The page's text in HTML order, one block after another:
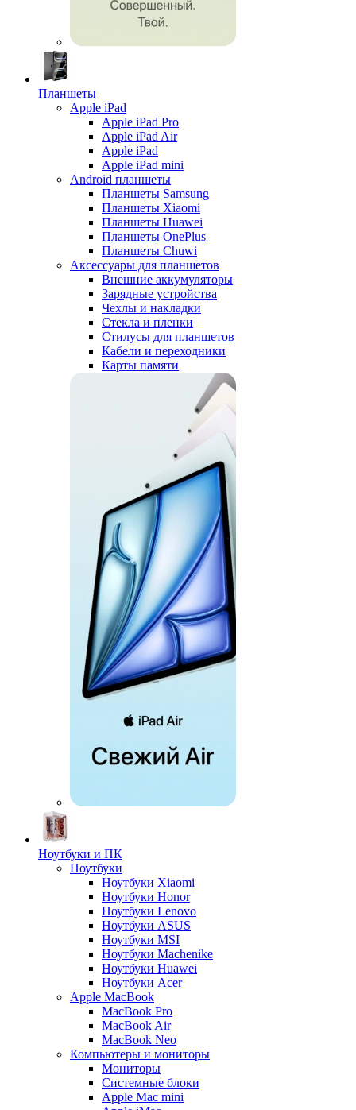
Планшеты
Apple iPad
Apple iPad Pro
Apple iPad Air
Apple iPad
Apple iPad mini
Android планшеты
Планшеты Samsung
Планшеты Xiaomi
Планшеты Huawei
Планшеты OnePlus
Планшеты Chuwi
Аксессуары для планшетов
Внешние аккумуляторы
Зарядные устройства
Чехлы и накладки
Стекла и пленки
Стилусы для планшетов
Кабели и переходники
Карты памяти
Ноутбуки и ПК
Ноутбуки
Ноутбуки Xiaomi
Ноутбуки Honor
Ноутбуки Lenovo
Ноутбуки ASUS
Ноутбуки MSI
Ноутбуки Machenike
Ноутбуки Huawei
Ноутбуки Acer
Apple MacBook
MacBook Pro
MacBook Air
MacBook Neo
Компьютеры и мониторы
Мониторы
Системные блоки
Apple Mac mini